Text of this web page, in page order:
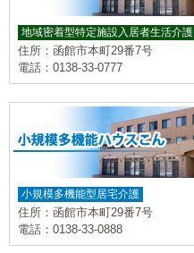
地域密着型特定施設入居者生活介護
住所：函館市本町29番7号
電話：0138-33-0777
小規模多機能型居宅介護
住所：函館市本町29番7号
電話：0138-33-0888